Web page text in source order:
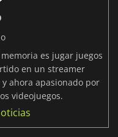
es jugar juegos
en un streamer
ahora apasionado por
videojuegos.